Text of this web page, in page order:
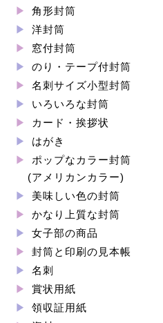
角形封筒
洋封筒
窓付封筒
のり・テープ付封筒
名刺サイズ小型封筒
いろいろな封筒
カード・挨拶状
はがき
ポップなカラー封筒
(アメリカンカラー)
美味しい色の封筒
かなり上質な封筒
女子部の商品
封筒と印刷の見本帳
名刺
賞状用紙
領収証用紙